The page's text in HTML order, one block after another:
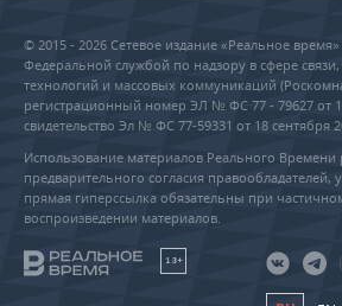
© 2015 - 2026 Сетевое издание «Реальное
Федеральной службой по надзору в сфере
технологий и массовых коммуникаций
регистрационный номер ЭЛ № ФС 77 - 79627 от
свидетельство Эл № ФС 77-59331 от 18 сентября
Использование материалов Реального Времени
предварительного согласия правообладателей,
прямая гиперссылка обязательны при
воспроизведении материалов.
18+